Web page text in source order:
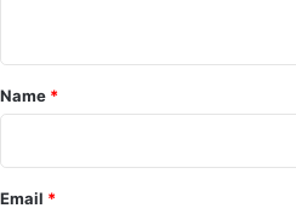
*
Name *
Email *